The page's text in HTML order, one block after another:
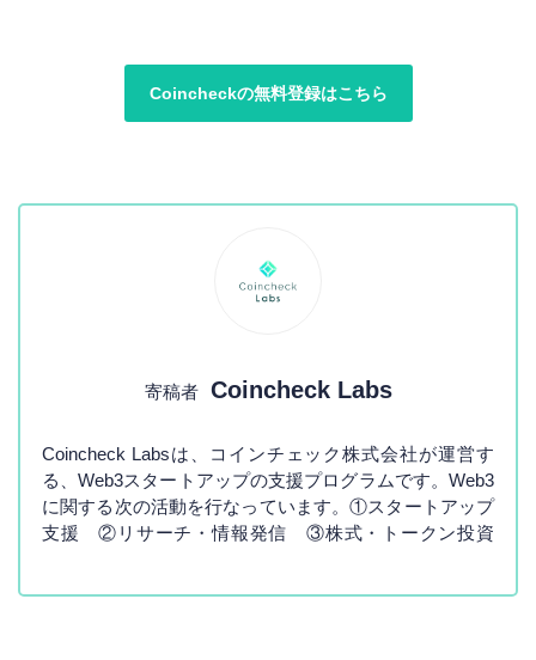
Coincheckの無料登録はこちら
寄稿者 Coincheck Labs
Coincheck Labsは、コインチェック株式会社が運営す
る、Web3スタートアップの支援プログラムです。Web3
に関する次の活動を行なっています。①スタートアップ
支援 ②リサーチ・情報発信 ③株式・トークン投資